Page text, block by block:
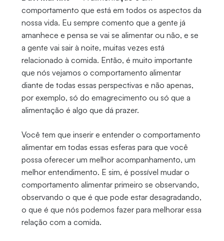
comportamento que está em todos os aspectos da
nossa vida. Eu sempre comento que a gente já
amanhece e pensa se vai se alimentar ou não, e se
a gente vai sair à noite, muitas vezes está
relacionado à comida. Então, é muito importante
que nós vejamos o comportamento alimentar
diante de todas essas perspectivas e não apenas,
por exemplo, só do emagrecimento ou só que a
alimentação é algo que dá prazer.
Você tem que inserir e entender o comportamento
alimentar em todas essas esferas para que você
possa oferecer um melhor acompanhamento, um
melhor entendimento. E sim, é possível mudar o
comportamento alimentar primeiro se observando,
observando o que é que pode estar desagradando,
o que é que nós podemos fazer para melhorar essa
relação com a comida.